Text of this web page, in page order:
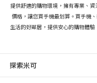
提供舒適的購物環境，擁有專業、
價格，讓您買手機最划算。買手機
生活的好鄰居，提供安心的購物體
探索米可